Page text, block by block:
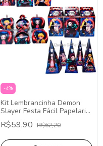
-4%
Kit Lembrancinha Demon
Slayer Festa Fácil Papelaria
40 Caixinhas
R$59,90 R$62,20